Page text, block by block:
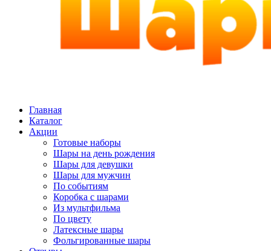
Главная
Каталог
Акции
Готовые наборы
Шары на день рождения
Шары для девушки
Шары для мужчин
По событиям
Коробка с шарами
Из мультфильма
По цвету
Латексные шары
Фольгированные шары